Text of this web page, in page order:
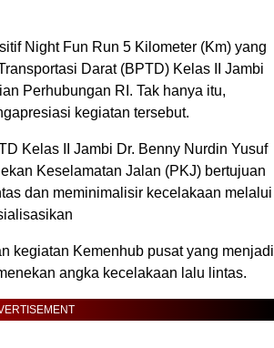
Night Fun Run 5 Kilometer (Km) yang
Darat (BPTD) Kelas II Jambi
Perhubungan RI. Tak hanya itu,
kegiatan tersebut.
Kelas II Jambi Dr. Benny Nurdin Yusuf
Keselamatan Jalan (PKJ) bertujuan
dan meminimalisir kecelakaan melalui
kegiatan Kemenhub pusat yang menjadi
angka kecelakaan lalu lintas.